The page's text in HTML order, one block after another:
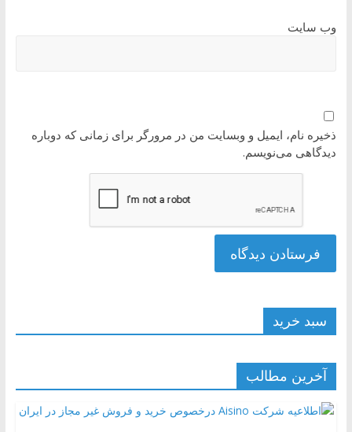
وب‌ سایت
ذخیره نام، ایمیل و وبسایت من در مرورگر برای زمانی که دوباره
دیدگاهی می‌نویسم.
سبد خرید
آخرین مطالب